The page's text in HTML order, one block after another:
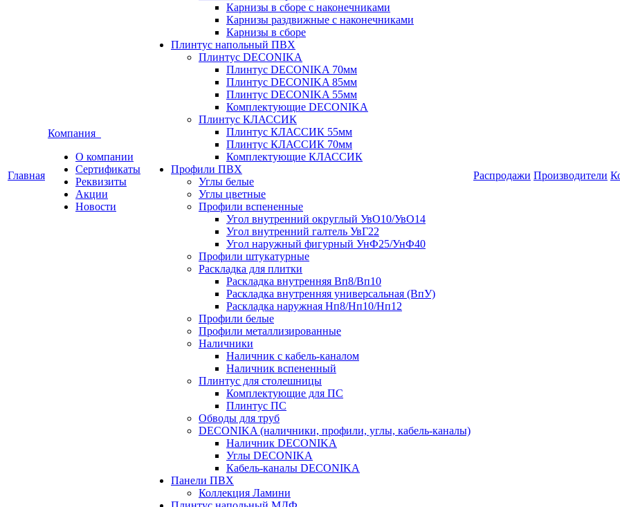
Главная
Компания
О компании
Сертификаты
Реквизиты
Акции
Новости
Карнизы в сборе с наконечниками
Карнизы раздвижные с наконечниками
Карнизы в сборе
Плинтус напольный ПВХ
Плинтус DECONIKA
Плинтус DECONIKA 70мм
Плинтус DECONIKA 85мм
Плинтус DECONIKA 55мм
Комплектующие DECONIKA
Плинтус КЛАССИК
Плинтус КЛАССИК 55мм
Плинтус КЛАССИК 70мм
Комплектующие КЛАССИК
Профили ПВХ
Углы белые
Углы цветные
Профили вспененные
Угол внутренний округлый УвО10/УвО14
Угол внутренний галтель УвГ22
Угол наружный фигурный УнФ25/УнФ40
Профили штукатурные
Раскладка для плитки
Раскладка внутренняя Вп8/Вп10
Раскладка внутренняя универсальная (ВпУ)
Раскладка наружная Нп8/Нп10/Нп12
Профили белые
Профили металлизированные
Наличники
Наличник с кабель-каналом
Наличник вспененный
Плинтус для столешницы
Комплектующие для ПС
Плинтус ПС
Обводы для труб
DECONIKA (наличники, профили, углы, кабель-каналы)
Наличник DECONIKA
Углы DECONIKA
Кабель-каналы DECONIKA
Панели ПВХ
Коллекция Ламини
Распродажи Производители